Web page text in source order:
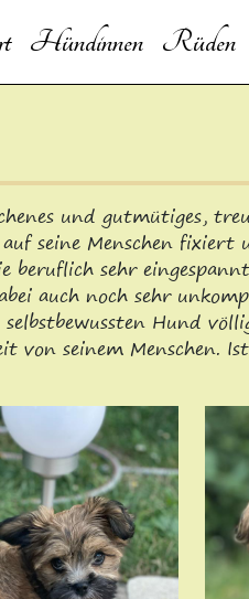
Hündinnen Rüden
und gutmütiges,
seine Menschen
beruflich sehr
auch noch sehr
Hund
von seinem Menschen.